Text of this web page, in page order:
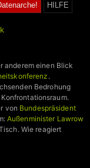
HILFE
anderem einen Blick
.
Bedrohung
von Bundespräsident
Außenminister Lawrow
Wie reagiert